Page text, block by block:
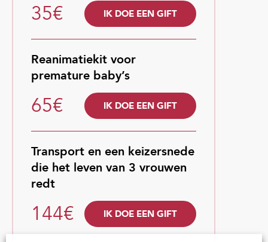
35€ IK DOE EEN GIFT
Reanimatiekit voor
premature baby’s
65€ IK DOE EEN GIFT
Transport en een keizersnede
die het leven van 3 vrouwen
redt
144€ IK DOE EEN GIFT